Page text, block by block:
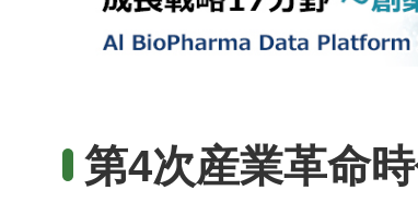
第4次産業革命